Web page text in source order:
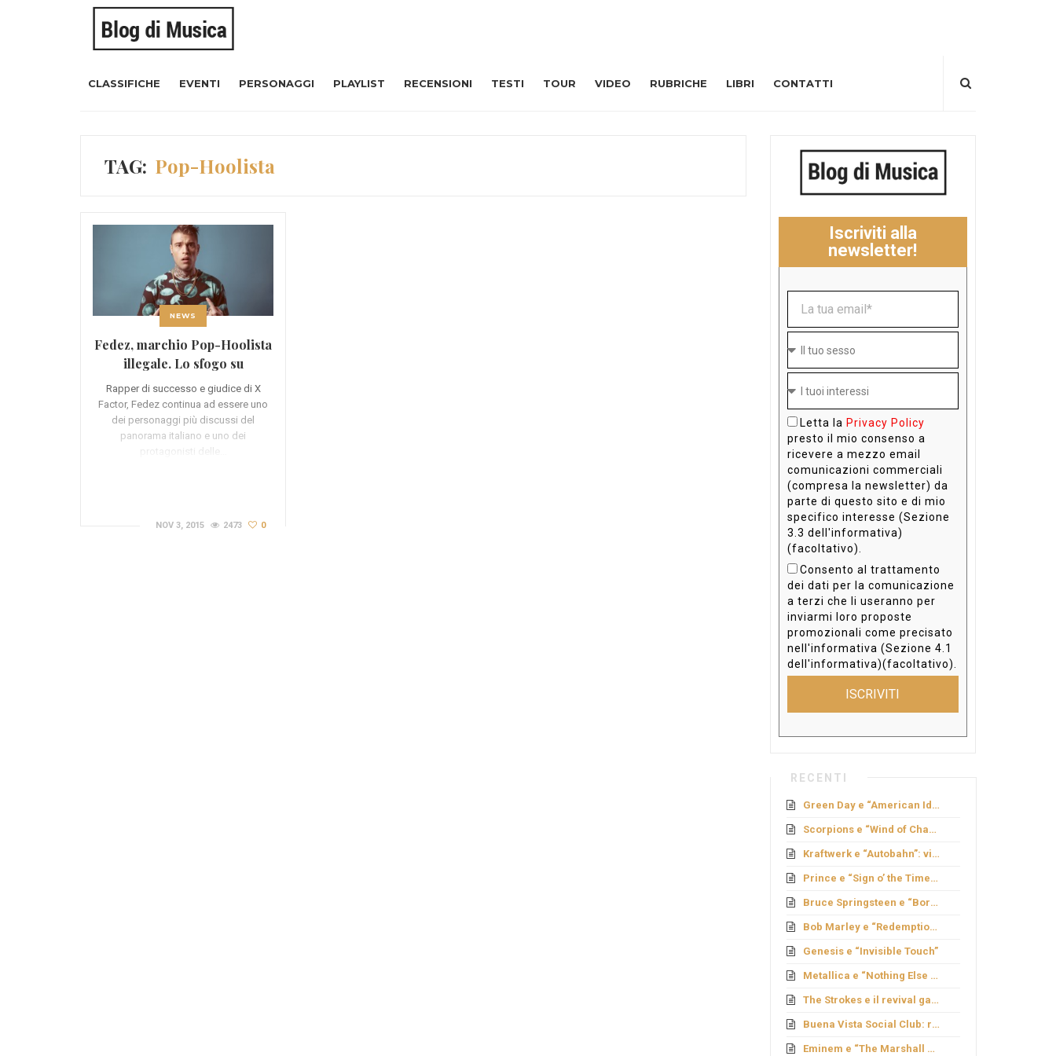
CLASSIFICHE EVENTI PERSONAGGI PLAYLIST RECENSIONI TESTI TOUR VIDEO RUBRICHE LIBRI CONTATTI
TAG: Pop-Hoolista
NEWS
Fedez, marchio Pop-Hoolista
illegale. Lo sfogo su
Facebook (VIDEO)
Rapper di successo e giudice di X
Factor, Fedez continua ad essere uno
dei personaggi più discussi del
panorama italiano e uno dei
protagonisti delle…
NOV 3, 2015 2473 0
Iscriviti alla
newsletter!
Letta la Privacy Policy
presto il mio consenso a
ricevere a mezzo email
comunicazioni commerciali
(compresa la newsletter) da
parte di questo sito e di mio
specifico interesse (Sezione
3.3 dell'informativa)
(facoltativo).
Consento al trattamento
dei dati per la comunicazione
a terzi che li useranno per
inviarmi loro proposte
promozionali come precisato
nell'informativa (Sezione 4.1
dell'informativa)(facoltativo).
ISCRIVITI
RECENTI
Green Day e “American Idiot”: rock politico
Scorpions e “Wind of Change”: caduta del Muro
Kraftwerk e “Autobahn”: viaggio elettronico
Prince e “Sign o’ the Times”: genio e provocazione
Bruce Springsteen e “Born to Run”: sogno americano
Bob Marley e “Redemption Song”
Genesis e “Invisible Touch”
Metallica e “Nothing Else Matters”: ballata metal
The Strokes e il revival garage
Buena Vista Social Club: rinascita cubana
Eminem e “The Marshall Mathers LP”